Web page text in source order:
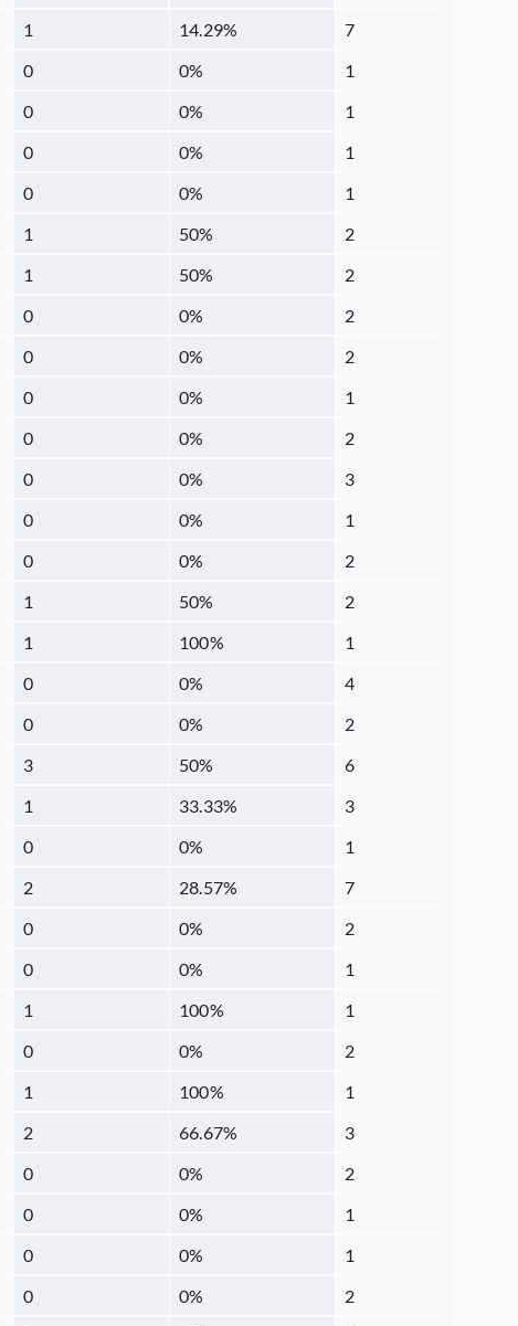
1 14.29%
7
0 0%
1
0 0%
1
0 0%
1
0 0%
1
1 50%
2
1 50%
2
0 0%
2
0 0%
2
0 0%
1
0 0%
2
0 0%
3
0 0%
1
0 0%
2
1 50%
2
1 100%
1
0 0%
4
0 0%
2
3 50%
6
1 33.33%
3
0 0%
1
2 28.57%
7
0 0%
2
0 0%
1
1 100%
1
0 0%
2
1 100%
1
2 66.67%
3
0 0%
2
0 0%
1
0 0%
1
0 0%
2